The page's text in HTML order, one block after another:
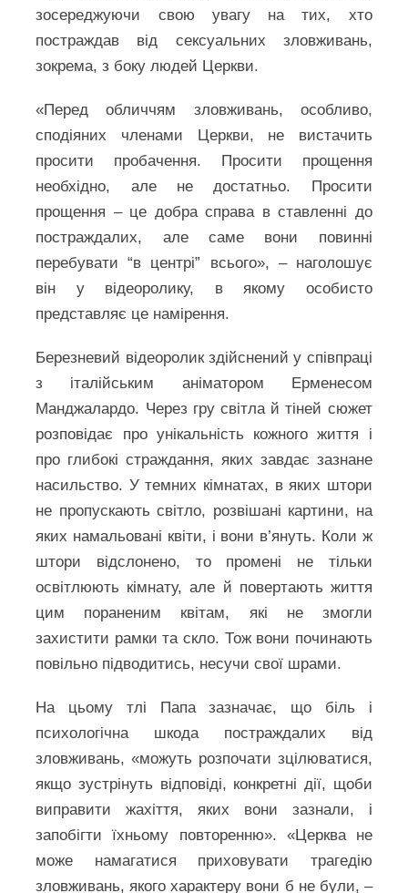
зосереджуючи свою увагу на тих, хто
постраждав від сексуальних зловживань,
зокрема, з боку людей Церкви.
«Перед обличчям зловживань, особливо,
сподіяних членами Церкви, не вистачить
просити пробачення. Просити прощення
необхідно, але не достатньо. Просити
прощення – це добра справа в ставленні до
постраждалих, але саме вони повинні
перебувати “в центрі” всього», – наголошує
він у відеоролику, в якому особисто
представляє це намірення.
Березневий відеоролик здійснений у співпраці
з італійським аніматором Ерменесом
Манджалардо. Через гру світла й тіней сюжет
розповідає про унікальність кожного життя і
про глибокі страждання, яких завдає зазнане
насильство. У темних кімнатах, в яких штори
не пропускають світло, розвішані картини, на
яких намальовані квіти, і вони в’януть. Коли ж
штори відслонено, то промені не тільки
освітлюють кімнату, але й повертають життя
цим пораненим квітам, які не змогли
захистити рамки та скло. Тож вони починають
повільно підводитись, несучи свої шрами.
На цьому тлі Папа зазначає, що біль і
психологічна шкода постраждалих від
зловживань, «можуть розпочати зцілюватися,
якщо зустрінуть відповіді, конкретні дії, щоби
виправити жахіття, яких вони зазнали, і
запобігти їхньому повторенню». «Церква не
може намагатися приховувати трагедію
зловживань, якого характеру вони б не були, –